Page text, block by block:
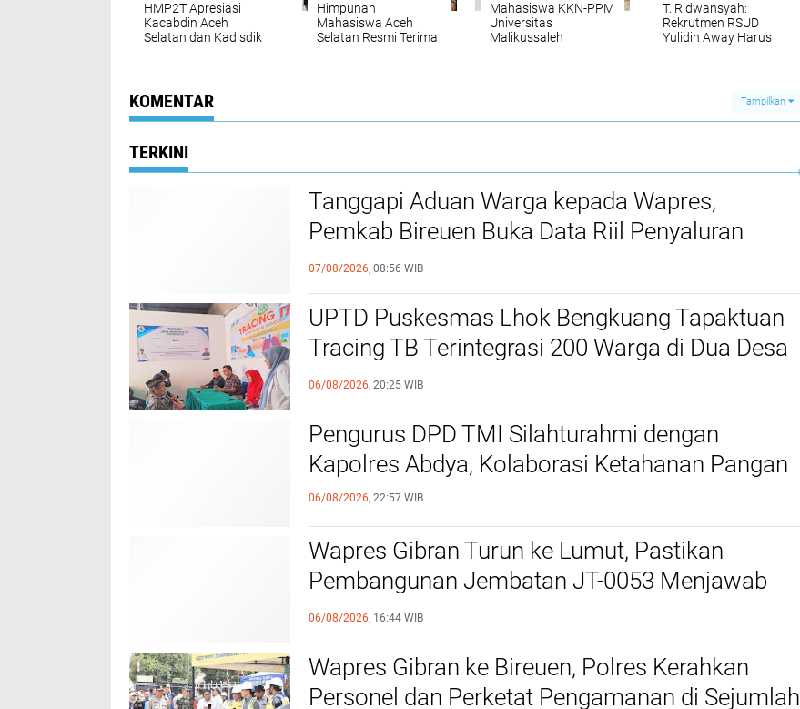
HMP2T Apresiasi
Kacabdin Aceh
Selatan dan Kadisdik
SMAN 1 Trumon
Himpunan
Mahasiswa Aceh
Selatan Resmi Terima
Mahasiswa KKN-PPM
Universitas
Malikussaleh
Drien
T. Ridwansyah:
Rekrutmen RSUD
Yulidin Away Harus
KOMENTAR Tampilkan
TERKINI
Tanggapi Aduan Warga kepada Wapres,
Pemkab Bireuen Buka Data Riil Penyaluran
Bantuan Banjir
07/08/2026, 08:56 WIB
UPTD Puskesmas Lhok Bengkuang Tapaktuan
‎Tracing TB Terintegrasi 200 Warga di Dua Desa
Melalui Cek Kesehatan Gratis
06/08/2026, 20:25 WIB
Pengurus DPD TMI Silahturahmi dengan
Kapolres Abdya, Kolaborasi Ketahanan Pangan
06/08/2026, 22:57 WIB
Wapres Gibran Turun ke Lumut, Pastikan
Pembangunan Jembatan JT-0053 Menjawab
Kebutuhan Warga
06/08/2026, 16:44 WIB
Wapres Gibran ke Bireuen, Polres Kerahkan
Personel dan Perketat Pengamanan di Sejumlah